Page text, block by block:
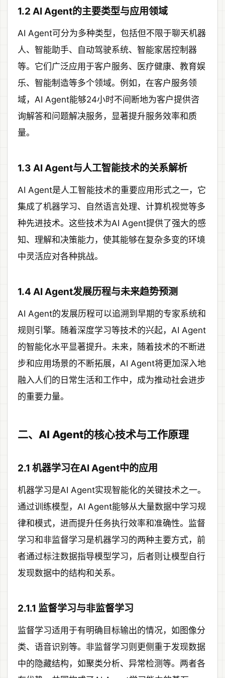
1.2 AI Agent的主要类型与应用领域
AI Agent可分为多种类型，包括但不限于聊天机器
人、智能助手、自动驾驶系统、智能家居控制器
等。它们广泛应用于客户服务、医疗健康、教育娱
乐、智能制造等多个领域。例如，在客户服务领
域，AI Agent能够24小时不间断地为客户提供咨
询解答和问题解决服务，显著提升服务效率和质
量。
1.3 AI Agent与人工智能技术的关系解析
AI Agent是人工智能技术的重要应用形式之一，它
集成了机器学习、自然语言处理、计算机视觉等多
种先进技术。这些技术为AI Agent提供了强大的感
知、理解和决策能力，使其能够在复杂多变的环境
中灵活应对各种挑战。
1.4 AI Agent发展历程与未来趋势预测
AI Agent的发展历程可以追溯到早期的专家系统和
规则引擎。随着深度学习等技术的兴起，AI Agent
的智能化水平显著提升。未来，随着技术的不断进
步和应用场景的不断拓展，AI Agent将更加深入地
融入人们的日常生活和工作中，成为推动社会进步
的重要力量。
二、AI Agent的核心技术与工作原理
2.1 机器学习在AI Agent中的应用
机器学习是AI Agent实现智能化的关键技术之一。
通过训练模型，AI Agent能够从大量数据中学习规
律和模式，进而提升任务执行效率和准确性。监督
学习和非监督学习是机器学习的两种主要方式，前
者通过标注数据指导模型学习，后者则让模型自行
发现数据中的结构和关系。
2.1.1 监督学习与非监督学习
监督学习适用于有明确目标输出的情况，如图像分
类、语音识别等。非监督学习则更侧重于发现数据
中的隐藏结构，如聚类分析、异常检测等。两者各